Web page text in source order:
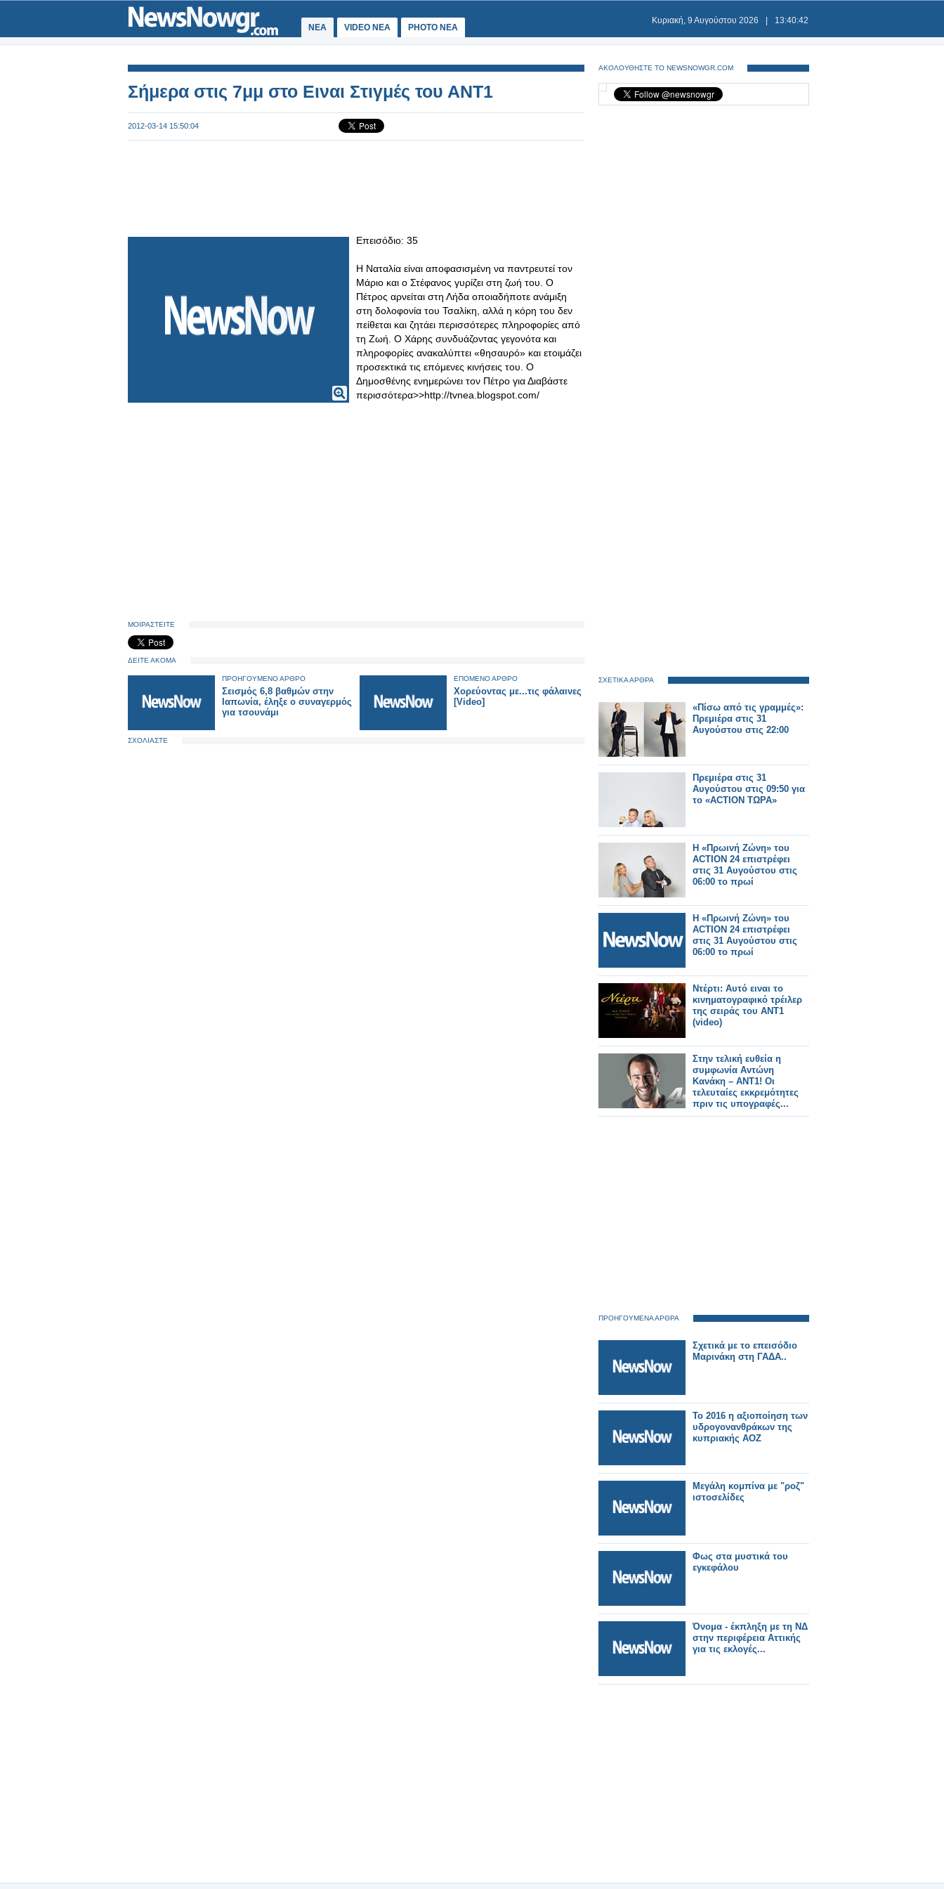
ΝΕΑ VIDEO NEA PHOTO NEA
Κυριακή, 9 Αυγούστου 2026 13:40:42
Σήμερα στις 7μμ στο Ειναι Στιγμές του ΑΝΤ1
2012-03-14 15:50:04
Επεισόδιο: 35
Η Ναταλία είναι αποφασισμένη να παντρευτεί τον
Μάριο και ο Στέφανος γυρίζει στη ζωή του. Ο
Πέτρος αρνείται στη Λήδα οποιαδήποτε ανάμιξη
στη δολοφονία του Τσαλίκη, αλλά η κόρη του δεν
πείθεται και ζητάει περισσότερες πληροφορίες από
τη Ζωή. Ο Χάρης συνδυάζοντας γεγονότα και
πληροφορίες ανακαλύπτει «θησαυρό» και ετοιμάζει
προσεκτικά τις επόμενες κινήσεις του. Ο
Δημοσθένης ενημερώνει τον Πέτρο για Διαβάστε
περισσότερα>>http://tvnea.blogspot.com/
ΜΟΙΡΑΣΤΕΙΤΕ
ΔΕΙΤΕ ΑΚΟΜΑ
ΠΡΟΗΓΟΥΜΕΝΟ ΑΡΘΡΟ
Σεισμός 6,8 βαθμών στην
Ιαπωνία, έληξε ο συναγερμός
για τσουνάμι
ΕΠΟΜΕΝΟ ΑΡΘΡΟ
Χορεύοντας με...τις φάλαινες
[Video]
ΣΧΟΛΙΑΣΤΕ
ΑΚΟΛΟΥΘΗΣΤΕ ΤΟ NEWSNOWGR.COM
ΣΧΕΤΙΚΑ ΑΡΘΡΑ
«Πίσω από τις γραμμές»:
Πρεμιέρα στις 31
Αυγούστου στις 22:00
Πρεμιέρα στις 31
Αυγούστου στις 09:50 για
το «ACTION ΤΩΡΑ»
Η «Πρωινή Ζώνη» του
ACTION 24 επιστρέφει
στις 31 Αυγούστου στις
06:00 το πρωί
Η «Πρωινή Ζώνη» του
ACTION 24 επιστρέφει
στις 31 Αυγούστου στις
06:00 το πρωί
Ντέρτι: Αυτό ειναι το
κινηματογραφικό τρέιλερ
της σειράς του ΑΝΤ1
(video)
Στην τελική ευθεία η
συμφωνία Αντώνη
Κανάκη – ΑΝΤ1! Οι
τελευταίες εκκρεμότητες
πριν τις υπογραφές...
ΠΡΟΗΓΟΥΜΕΝΑ ΑΡΘΡΑ
Σχετικά με το επεισόδιο
Μαρινάκη στη ΓΑΔΑ..
Το 2016 η αξιοποίηση των
υδρογονανθράκων της
κυπριακής ΑΟΖ
Μεγάλη κομπίνα με "ροζ"
ιστοσελίδες
Φως στα μυστικά του
εγκεφάλου
Όνομα - έκπληξη με τη ΝΔ
στην περιφέρεια Αττικής
για τις εκλογές...